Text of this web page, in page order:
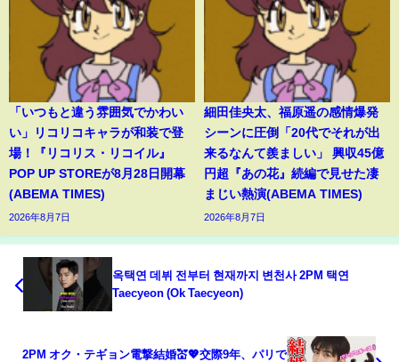
「いつもと違う雰囲気でかわい
い」リコリコキャラが和装で登
場！『リコリス・リコイル』
POP UP STOREが8月28日開幕
(ABEMA TIMES)
2026年8月7日
細田佳央太、福原遥の感情爆発
シーンに圧倒「20代でそれが出
来るなんて羨ましい」 興収45億
円超『あの花』続編で見せた凄
まじい熱演(ABEMA TIMES)
2026年8月7日
옥택연 데뷔 전부터 현재까지 변천사 2PM 택연
Taecyeon (Ok Taecyeon)
2PM オク・テギョン電撃結婚💒💖交際9年、パリで